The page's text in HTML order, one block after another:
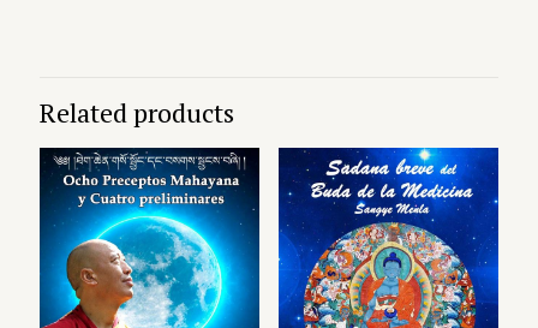
Related products